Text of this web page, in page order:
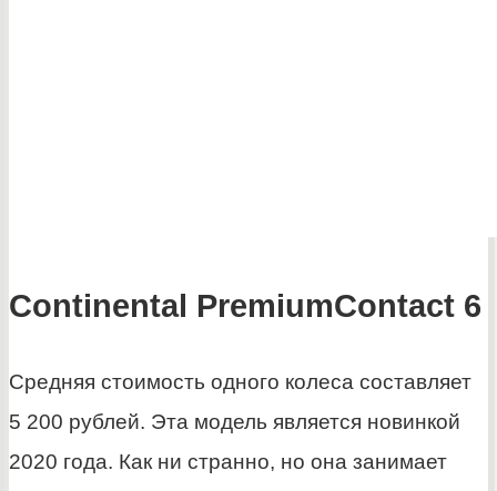
Continental PremiumContact 6
Средняя стоимость одного колеса составляет
5 200 рублей. Эта модель является новинкой
2020 года. Как ни странно, но она занимает